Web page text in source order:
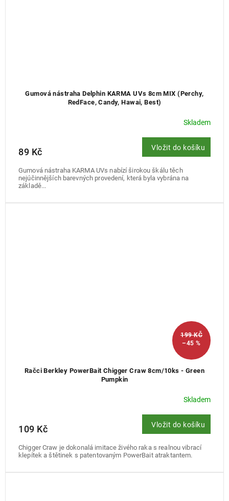
Gumová nástraha Delphin KARMA UVs 8cm MIX (Perchy,
RedFace, Candy, Hawai, Best)
Skladem
89 Kč Vložit do košíku
Gumová nástraha KARMA UVs nabízí širokou škálu těch
nejúčinnějších barevných provedení, která byla vybrána na
základě...
199 KČ
–45 %
Račci Berkley PowerBait Chigger Craw 8cm/10ks - Green
Pumpkin
Skladem
109 Kč Vložit do košíku
Chigger Craw je dokonalá imitace živého raka s realnou vibrací
klepítek a štětinek s patentovaným PowerBait atraktantem.